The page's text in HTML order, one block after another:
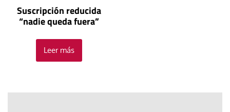
Suscripción reducida
“nadie queda fuera”
Leer más